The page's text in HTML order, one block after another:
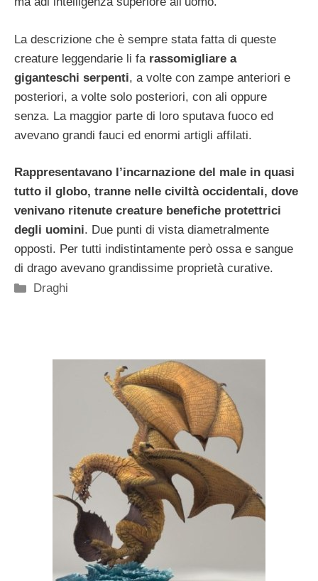
La descrizione che è sempre stata fatta di queste
creature leggendarie li fa rassomigliare a
giganteschi serpenti, a volte con zampe anteriori e
posteriori, a volte solo posteriori, con ali oppure
senza. La maggior parte di loro sputava fuoco ed
avevano grandi fauci ed enormi artigli affilati.
Rappresentavano l’incarnazione del male in quasi
tutto il globo, tranne nelle civiltà occidentali, dove
venivano ritenute creature benefiche protettrici
degli uomini. Due punti di vista diametralmente
opposti. Per tutti indistintamente però ossa e sangue
di drago avevano grandissime proprietà curative.
Categorie
Draghi